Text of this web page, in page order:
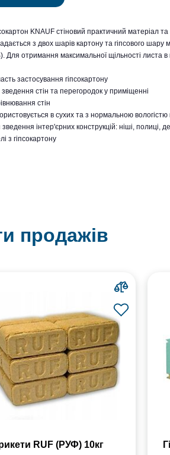
KNAUF стіновий практичний матеріал
з двох шарів картону та гіпсового
Для отримання максимальної щільності листа
застосування гіпсокартону
стін та перегородок у приміщенні
стін
в сухих та з нормальною
інтер'єрних конструкцій: ніші, полиці,
з гіпсокартону
продажів
RUF (РУФ) 10кг